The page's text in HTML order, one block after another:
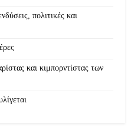
πολιτικές και
και κιμπορντίστας των